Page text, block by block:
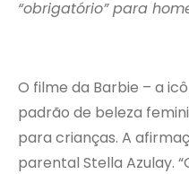
“obrigatório” para
O filme da Barbie – a
padrão de beleza
para crianças. A
parental Stella Azulay.